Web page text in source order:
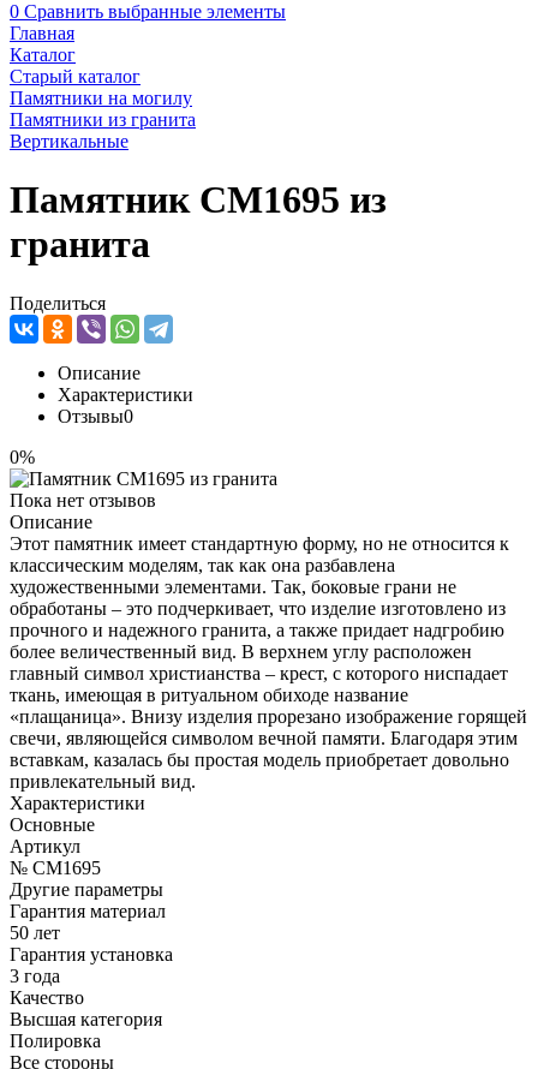
0 Сравнить выбранные элементы
Главная
Каталог
Старый каталог
Памятники на могилу
Памятники из гранита
Вертикальные
Памятник CM1695 из
гранита
Поделиться
Описание
Характеристики
Отзывы0
0%
Пока нет отзывов
Описание
Этот памятник имеет стандартную форму, но не относится к
классическим моделям, так как она разбавлена
художественными элементами. Так, боковые грани не
обработаны – это подчеркивает, что изделие изготовлено из
прочного и надежного гранита, а также придает надгробию
более величественный вид. В верхнем углу расположен
главный символ христианства – крест, с которого ниспадает
ткань, имеющая в ритуальном обиходе название
«плащаница». Внизу изделия прорезано изображение горящей
свечи, являющейся символом вечной памяти. Благодаря этим
вставкам, казалась бы простая модель приобретает довольно
привлекательный вид.
Характеристики
Основные
Артикул
№ CM1695
Другие параметры
Гарантия материал
50 лет
Гарантия установка
3 года
Качество
Высшая категория
Полировка
Все стороны